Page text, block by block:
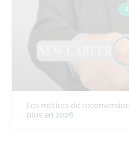
Les métiers de
plus en 2026